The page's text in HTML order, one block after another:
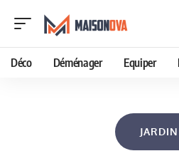
Déco Déménager Equiper
JARDIN